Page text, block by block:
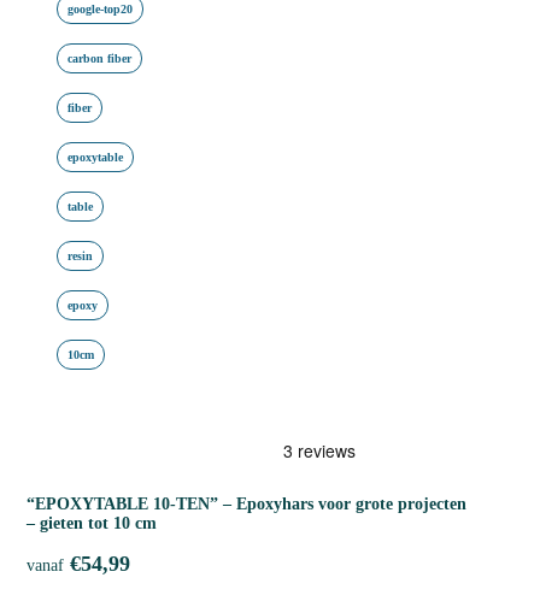
google-top20
carbon fiber
fiber
epoxytable
table
resin
epoxy
10cm
“EPOXYTABLE 10-TEN” – Epoxyhars voor grote projecten
– gieten tot 10 cm
vanaf €54,99